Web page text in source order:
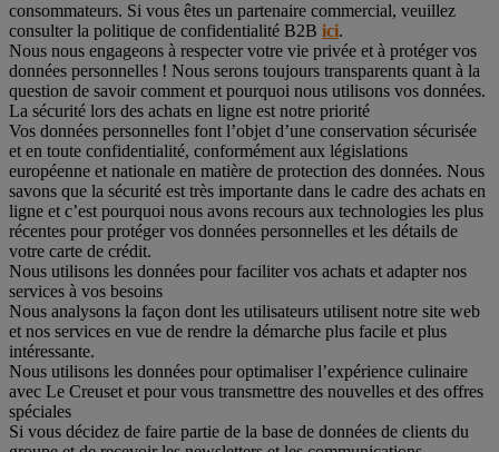
consommateurs. Si vous êtes un partenaire commercial, veuillez
consulter la politique de confidentialité B2B ici.
Nous nous engageons à respecter votre vie privée et à protéger vos
données personnelles ! Nous serons toujours transparents quant à la
question de savoir comment et pourquoi nous utilisons vos données.
La sécurité lors des achats en ligne est notre priorité
Vos données personnelles font l’objet d’une conservation sécurisée
et en toute confidentialité, conformément aux législations
européenne et nationale en matière de protection des données. Nous
savons que la sécurité est très importante dans le cadre des achats en
ligne et c’est pourquoi nous avons recours aux technologies les plus
récentes pour protéger vos données personnelles et les détails de
votre carte de crédit.
Nous utilisons les données pour faciliter vos achats et adapter nos
services à vos besoins
Nous analysons la façon dont les utilisateurs utilisent notre site web
et nos services en vue de rendre la démarche plus facile et plus
intéressante.
Nous utilisons les données pour optimaliser l’expérience culinaire
avec Le Creuset et pour vous transmettre des nouvelles et des offres
spéciales
Si vous décidez de faire partie de la base de données de clients du